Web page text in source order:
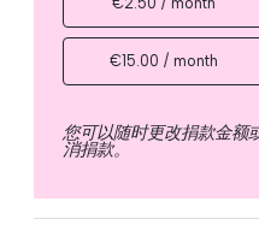
€15.00 / month
您可以随时更改捐款金额
消捐款。